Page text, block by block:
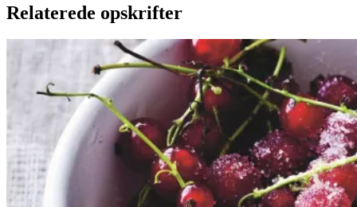
Relaterede opskrifter
Rysteribs Rysteribs
Gem opskrift